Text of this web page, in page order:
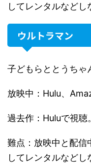
してレンタルなどし
ウルトラマン
子どもらととうちゃ
放映中：Hulu、
過去作：Huluで視聴。
難点：放映中と配信
してレンタルなどし